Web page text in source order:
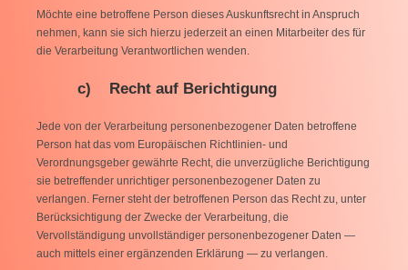
Möchte eine betroffene Person dieses Auskunftsrecht in Anspruch
nehmen, kann sie sich hierzu jederzeit an einen Mitarbeiter des für
die Verarbeitung Verantwortlichen wenden.
c) Recht auf Berichtigung
Jede von der Verarbeitung personenbezogener Daten betroffene
Person hat das vom Europäischen Richtlinien- und
Verordnungsgeber gewährte Recht, die unverzügliche Berichtigung
sie betreffender unrichtiger personenbezogener Daten zu
verlangen. Ferner steht der betroffenen Person das Recht zu, unter
Berücksichtigung der Zwecke der Verarbeitung, die
Vervollständigung unvollständiger personenbezogener Daten —
auch mittels einer ergänzenden Erklärung — zu verlangen.